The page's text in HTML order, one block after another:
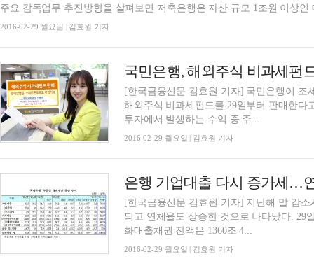
주요 감독업무 추진방향을 살펴보면 저축은행은 자산 규모 1조원 이상인
2016-02-29 월요일 | 김효원 기자
국민은행, 해외주식 비과세펀
[한국금융신문 김효원 기자] 국민은행이 조
해외주식 비과세펀드를 29일부터 판매한
투자에서 발생하는 수익 중 주...
2016-02-29 월요일 | 김효원 기자
은행 기업대출 다시 증가세…
[한국금융신문 김효원 기자] 지난해 말 감
되고 연체율도 상승한 것으로 나타났다. 29
화대출채권 잔액은 1360조 4...
2016-02-29 월요일 | 김효원 기자